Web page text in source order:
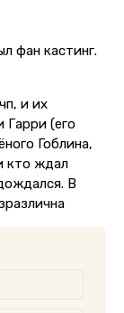
фан кастинг.
и их
Гарри (его
Гоблина,
кто ждал
В